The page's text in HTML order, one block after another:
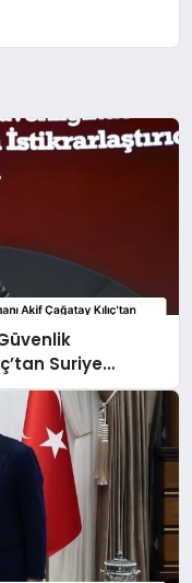
Suriye